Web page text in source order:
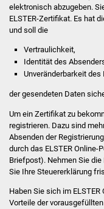
elektronisch abzugeben.
ELSTER-Zertifikat. Es hat
und soll die
Vertraulichkeit,
Identität des
Unveränderbarkeit des
der gesendeten Daten
Um ein Zertifikat zu
registrieren. Dazu sind
Absenden der
durch das ELSTER
Briefpost). Nehmen Sie
Sie Ihre Steuererklärung
Haben Sie sich im
Vorteile der